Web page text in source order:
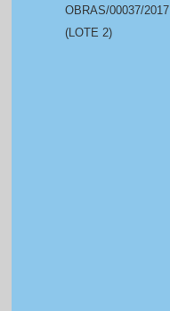
OBRAS/00037/2017
(LOTE 2)